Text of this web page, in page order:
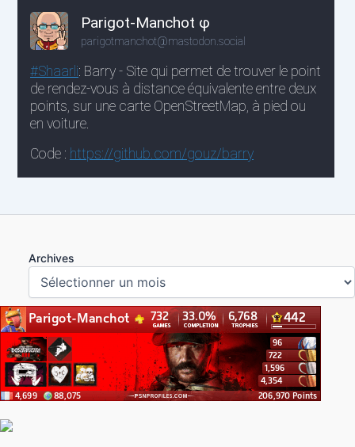
Archives